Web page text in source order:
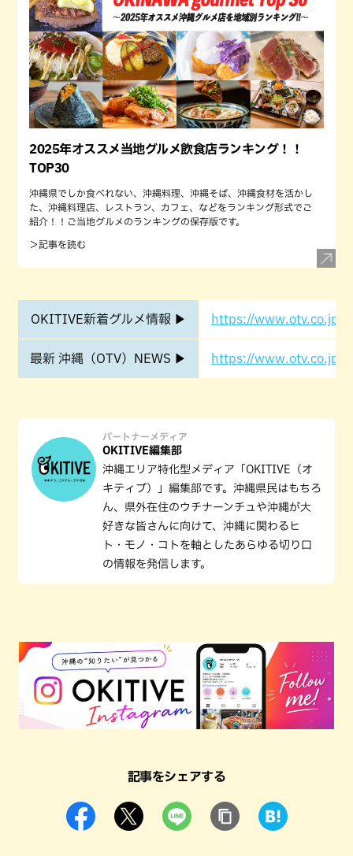
2025年オススメ当地グルメ飲食店ランキング！！
TOP30
沖縄県でしか食べれない、沖縄料理、沖縄そば、沖縄食材を活かし
た、沖縄料理店、レストラン、カフェ、などをランキング形式でご
紹介！！ご当地グルメのランキングの保存版です。
＞記事を読む
OKITIVE新着グルメ情報 ▶ https://www.otv.co.jp/
最新 沖縄（OTV）NEWS ▶ https://www.otv.co.jp/
パートナーメディア
OKITIVE編集部
沖縄エリア特化型メディア「OKITIVE（オ
キティブ）」編集部です。沖縄県民はもちろ
ん、県外在住のウチナーンチュや沖縄が大
好きな皆さんに向けて、沖縄に関わるヒ
ト・モノ・コトを軸としたあらゆる切り口
の情報を発信します。
記事をシェアする